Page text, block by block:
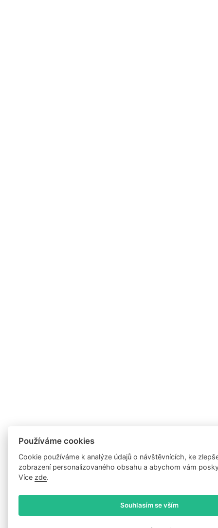
Používáme cookies
Cookie používáme k analýze údajů o návštěvnících, ke
zobrazení personalizovaného obsahu a abychom vám
Více zde.
Souhlasím se vším